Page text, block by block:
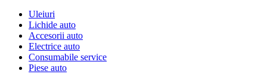
Uleiuri
Lichide auto
Accesorii auto
Electrice auto
Consumabile service
Piese auto